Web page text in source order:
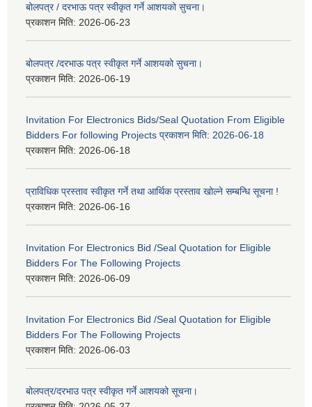
बोलपत्र / दरभाऊ पत्र स्वीकृत गर्ने आशयको सुचना।
प्रकाशन मिति: 2026-06-23
बोलपत्र /दरभाऊ पत्र स्वीकृत गर्ने आशयको सुचना।
प्रकाशन मिति: 2026-06-19
Invitation For Electronics Bids/Seal Quotation From Eligible
Bidders For following Projects प्रकाशन मिति: 2026-06-18
प्रकाशन मिति: 2026-06-18
प्राविधिक प्रस्ताव स्वीकृत गर्ने तथा आर्थिक प्रस्ताव खोल्ने सम्बन्धि सूचना !
प्रकाशन मिति: 2026-06-16
Invitation For Electronics Bid /Seal Quotation for Eligible
Bidders For The Following Projects
प्रकाशन मिति: 2026-06-09
Invitation For Electronics Bid /Seal Quotation for Eligible
Bidders For The Following Projects
प्रकाशन मिति: 2026-06-03
बोलपत्र/दरभाउ पत्र स्वीकृत गर्ने आशयको सूचना।